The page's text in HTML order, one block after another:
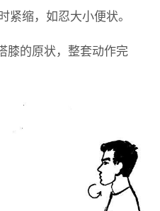
紧缩，如忍大小便状。
膝的原状，整套动作完